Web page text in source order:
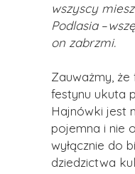
wszyscy
Podlasia –
on zabrzmi.
Zauważmy, że
festynu ukuta
Hajnówki jest
pojemna i nie
wyłącznie do
dziedzictwa